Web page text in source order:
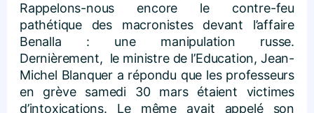
Rappelons-nous encore le contre-feu
pathétique des macronistes devant l’affaire
Benalla : une manipulation russe.
Dernièrement, le ministre de l’Education, Jean-
Michel Blanquer a répondu que les professeurs
en grève samedi 30 mars étaient victimes
d’intoxications. Le même avait appelé son